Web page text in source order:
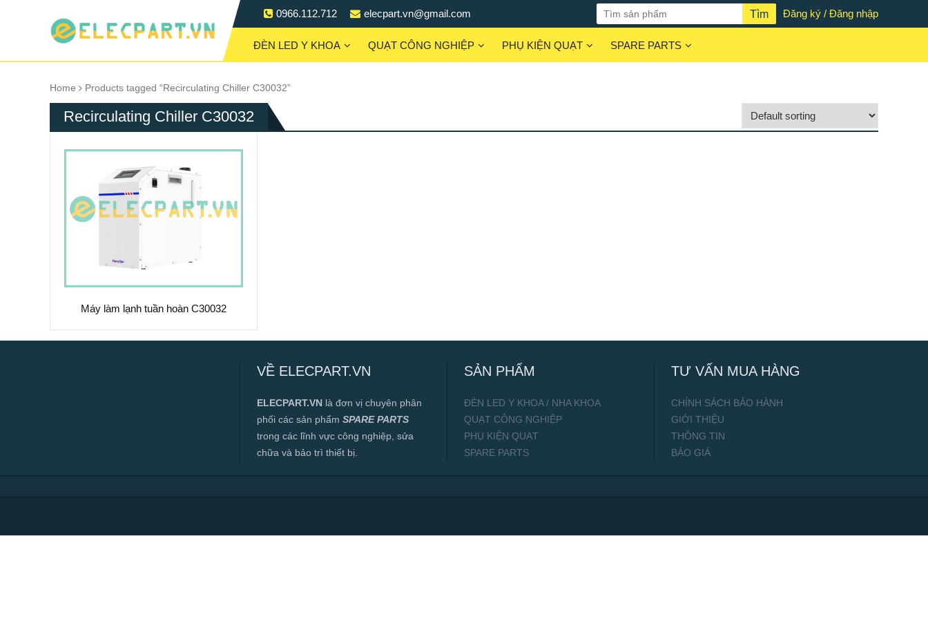
0966.112.712 elecpart.vn@gmail.com Đăng ký / Đăng nhập
ĐÈN LED Y KHOA QUẠT CÔNG NGHIỆP PHỤ KIỆN QUẠT SPARE PARTS
Home Products tagged “Recirculating Chiller C30032”
Recirculating Chiller C30032
Máy làm lạnh tuần hoàn C30032
VỀ ELECPART.VN
ELECPART.VN là đơn vị chuyên phân
phối các sản phẩm SPARE PARTS
trong các lĩnh vực công nghiệp, sửa
chữa và bảo trì thiết bị.
SẢN PHẨM
ĐÈN LED Y KHOA / NHA KHOA
QUẠT CÔNG NGHIỆP
PHỤ KIỆN QUẠT
SPARE PARTS
TƯ VẤN MUA HÀNG
CHÍNH SÁCH BẢO HÀNH
GIỚI THIỆU
THÔNG TIN
BÁO GIÁ